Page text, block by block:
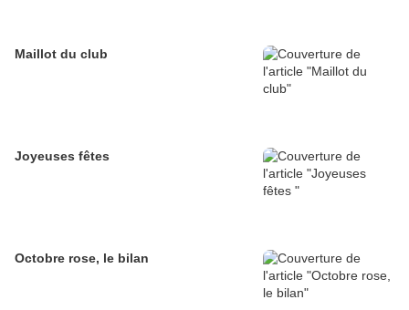
Maillot du club
Joyeuses fêtes
Octobre rose, le bilan